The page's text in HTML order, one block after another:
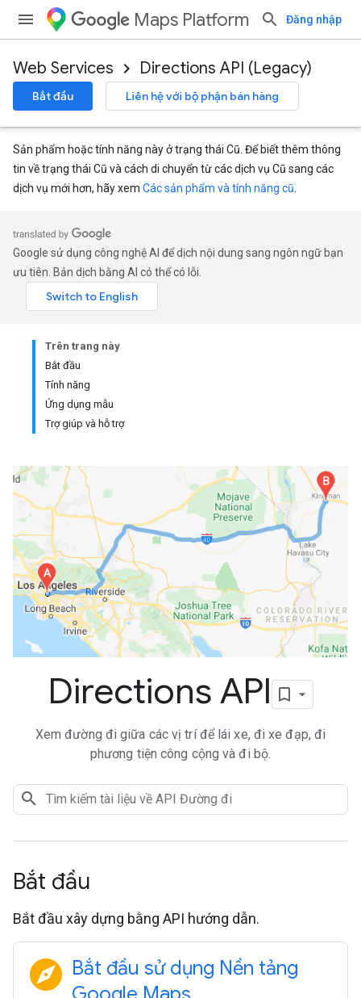
Maps Platform Đăng nhập
Web Services Directions API (Legacy)
Bắt đầu Liên hệ với bộ phận bán hàng
Sản phẩm hoặc tính năng này ở trạng thái Cũ. Để biết thêm thông
tin về trạng thái Cũ và cách di chuyển từ các dịch vụ Cũ sang các
dịch vụ mới hơn, hãy xem Các sản phẩm và tính năng cũ
Google sử dụng công nghệ AI để dịch nội dung sang ngôn ngữ bạn
ưu tiên. Bản dịch bằng AI có thể có lỗi.
Trên trang này
Bắt đầu
Tính năng
Ứng dụng mẫu
Trợ giúp và hỗ trợ
Directions API
Xem đường đi giữa các vị trí để lái xe, đi xe đạp, đi
phương tiện công cộng và đi bộ.
Bắt đầu
Bắt đầu xây dựng bằng API hướng dẫn.
explore Bắt đầu sử dụng Nền tảng